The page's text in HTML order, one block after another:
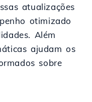
atualizações
otimizado
Além
ajudam os
sobre